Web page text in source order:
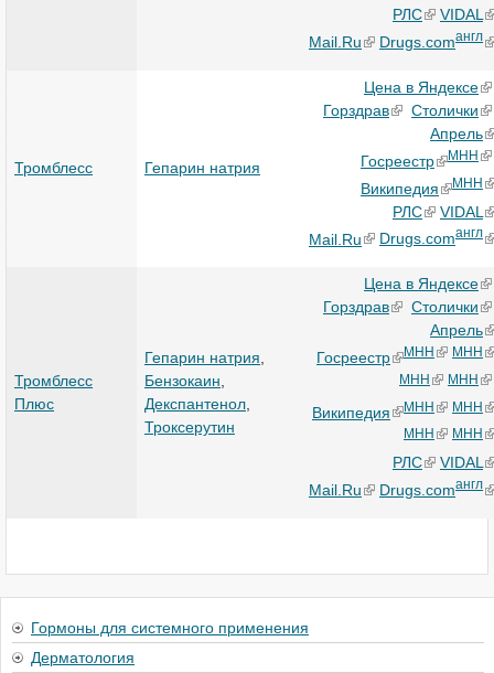
РЛС
VIDAL
Mail.Ru
Drugs.comангл
Тромблесс Гепарин натрия
Цена в Яндексе
Горздрав
Столички
Апрель
Госреестр
МНН
Википедия МНН
РЛС
VIDAL
Mail.Ru
Drugs.comангл
Тромблесс
Плюс
Гепарин натрия
Бензокаин
Декспантенол
Троксерутин
Цена в Яндексе
Горздрав
Столички
Апрель
Госреестр
МНН
МНН
МНН
МНН
Википедия МНН
МНН
МНН
МНН
РЛС
VIDAL
Mail.Ru
Drugs.comангл
Гормоны для системного применения
Дерматология